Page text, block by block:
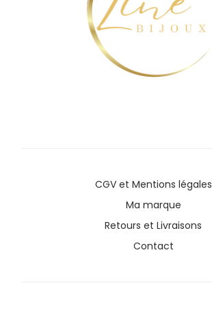
CGVet Mentions légales
Ma marque
Retours et Livraisons
Contact